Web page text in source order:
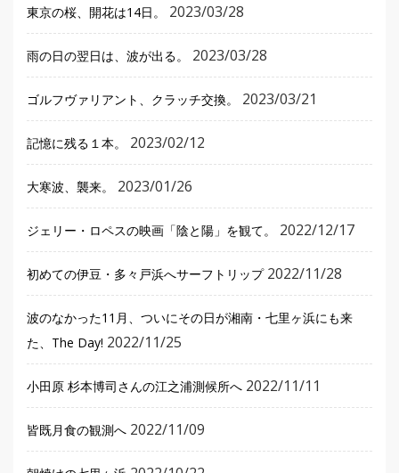
東京の桜、開花は14日。 2023/03/28
雨の日の翌日は、波が出る。 2023/03/28
ゴルフヴァリアント、クラッチ交換。 2023/03/21
記憶に残る１本。 2023/02/12
大寒波、襲来。 2023/01/26
ジェリー・ロペスの映画「陰と陽」を観て。 2022/12/17
初めての伊豆・多々戸浜へサーフトリップ 2022/11/28
波のなかった11月、ついにその日が湘南・七里ヶ浜にも来
た、The Day! 2022/11/25
小田原 杉本博司さんの江之浦測候所へ 2022/11/11
皆既月食の観測へ 2022/11/09